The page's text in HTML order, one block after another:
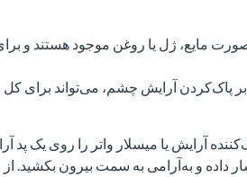
مایع، ژل یا روغن موجود هستند و
پاک‌کردن آرایش چشم، می‌تواند برای
آرایش یا میسلار واتر را روی یک پد
داده و به‌آرامی به سمت بیرون بکشید.